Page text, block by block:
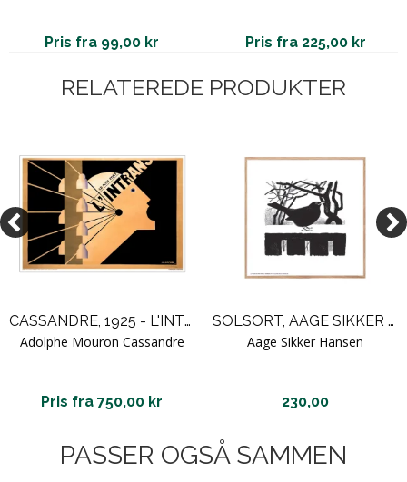
Pris fra 99,00 kr Pris fra 225,00 kr
RELATEREDE PRODUKTER
CASSANDRE, 1925 - L'INTRAN
Adolphe Mouron Cassandre
Pris fra 750,00 kr
SOLSORT, AAGE SIKKER HANSEN
Aage Sikker Hansen
230,00
PASSER OGSÅ SAMMEN